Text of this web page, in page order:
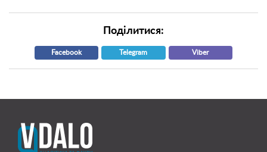
Поділитися:
Facebook Telegram Viber